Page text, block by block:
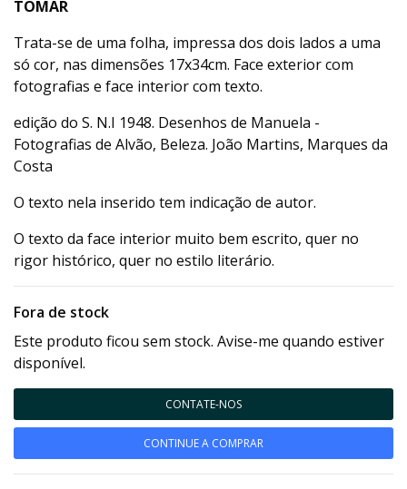
TOMAR
Trata-se de uma folha, impressa dos dois lados a uma
só cor, nas dimensões 17x34cm. Face exterior com
fotografias e face interior com texto.
edição do S. N.I 1948. Desenhos de Manuela -
Fotografias de Alvão, Beleza. João Martins, Marques da
Costa
O texto nela inserido tem indicação de autor.
O texto da face interior muito bem escrito, quer no
rigor histórico, quer no estilo literário.
Fora de stock
Este produto ficou sem stock. Avise-me quando estiver
disponível.
CONTATE-NOS
CONTINUE A COMPRAR